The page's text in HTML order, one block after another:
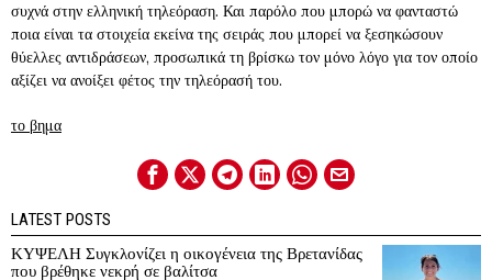
συχνά στην ελληνική τηλεόραση. Και παρόλο που μπορώ να φανταστώ
ποια είναι τα στοιχεία εκείνα της σειράς που μπορεί να ξεσηκώσουν
θύελλες αντιδράσεων, προσωπικά τη βρίσκω τον μόνο λόγο για τον οποίο
αξίζει να ανοίξει φέτος την τηλεόρασή του.
το βημα
LATEST POSTS
ΚΥΨΕΛΗ Συγκλονίζει η οικογένεια της Βρετανίδας
που βρέθηκε νεκρή σε βαλίτσα